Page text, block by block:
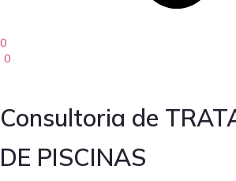
0
0
Consultoria de
DE PISCINAS